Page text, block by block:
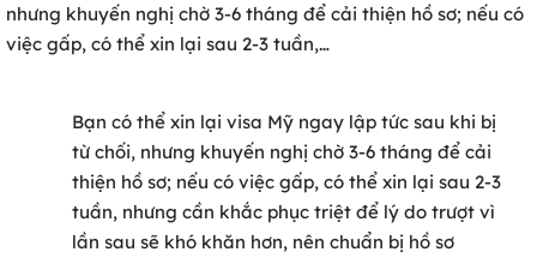
nhưng khuyến nghị chờ 3-6 tháng để cải thiện hồ sơ; nếu có
việc gấp, có thể xin lại sau 2-3 tuần,…
Bạn có thể xin lại visa Mỹ ngay lập tức sau khi bị
từ chối, nhưng khuyến nghị chờ 3-6 tháng để cải
thiện hồ sơ; nếu có việc gấp, có thể xin lại sau 2-3
tuần, nhưng cần khắc phục triệt để lý do trượt vì
lần sau sẽ khó khăn hơn, nên chuẩn bị hồ sơ